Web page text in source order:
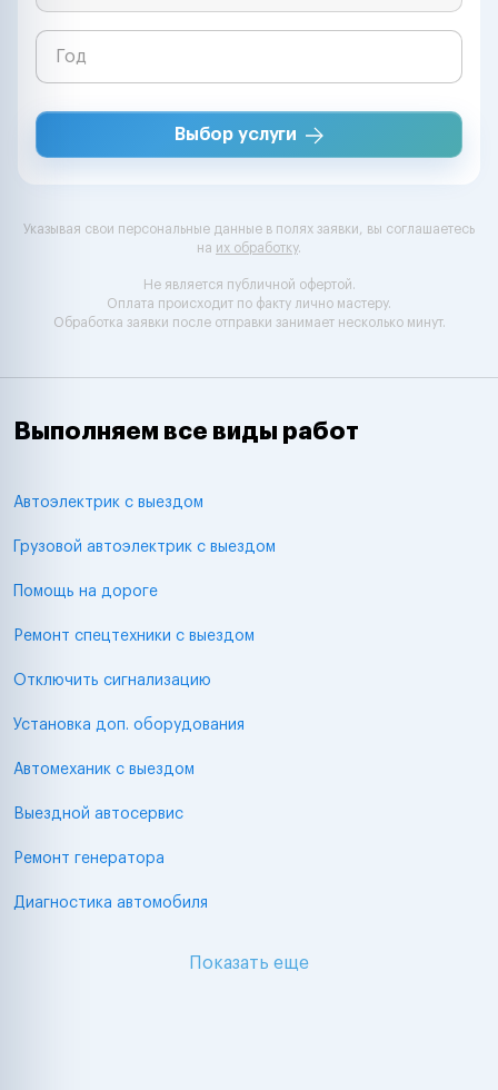
Выбор услуги
Указывая свои персональные данные в полях заявки, вы соглашаетесь
на их обработку.
Не является публичной офертой.
Оплата происходит по факту лично мастеру.
Обработка заявки после отправки занимает несколько минут.
Выполняем все виды работ
Автоэлектрик с выездом
Грузовой автоэлектрик с выездом
Помощь на дороге
Ремонт спецтехники с выездом
Отключить сигнализацию
Установка доп. оборудования
Автомеханик с выездом
Выездной автосервис
Ремонт генератора
Диагностика автомобиля
Показать еще